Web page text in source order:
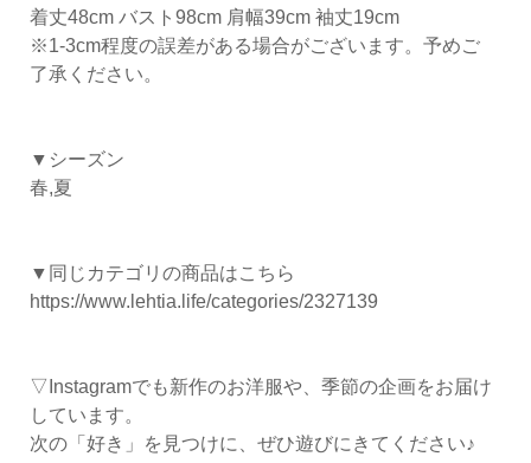
着丈48cm バスト98cm 肩幅39cm 袖丈19cm
※1-3cm程度の誤差がある場合がございます。予めご
了承ください。
▼シーズン
春,夏
▼同じカテゴリの商品はこちら
https://www.lehtia.life/categories/2327139
▽Instagramでも新作のお洋服や、季節の企画をお届け
しています。
次の「好き」を見つけに、ぜひ遊びにきてください♪